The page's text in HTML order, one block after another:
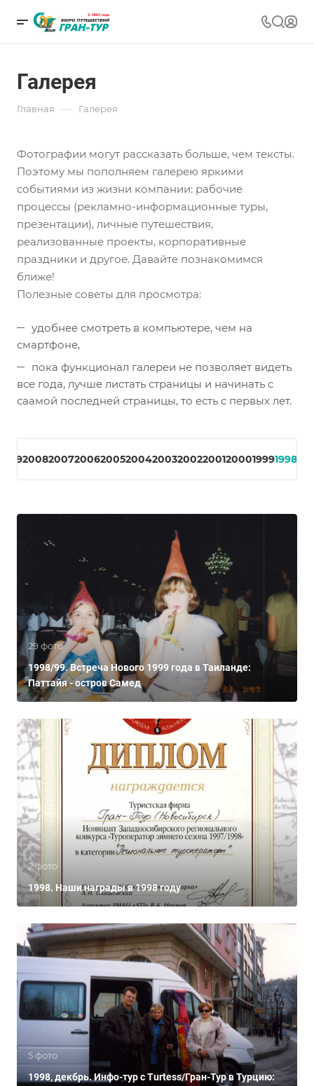
Галерея
Главная — Галерея
Фотографии могут рассказать больше, чем тексты.
Поэтому мы пополняем галерею яркими
событиями из жизни компании: рабочие
процессы (рекламно-информационные туры,
презентации), личные путешествия,
реализованные проекты, корпоративные
праздники и другое. Давайте познакомимся
ближе!
Полезные советы для просмотра:
удобнее смотреть в компьютере, чем на
смартфоне,
пока функционал галереи не позволяет видеть
все года, лучше листать страницы и начинать с
саамой последней страницы, то есть с первых лет.
20082007200620052004200320022001200019991998
29 фото
1998/99. Встреча Нового 1999 года в Таиланде:
Паттайя - остров Самед
2 фото
1998. Наши награды в 1998 году
5 фото
1998, декбрь. Инфо-тур с Turtess/Гран-Тур в Турцию: